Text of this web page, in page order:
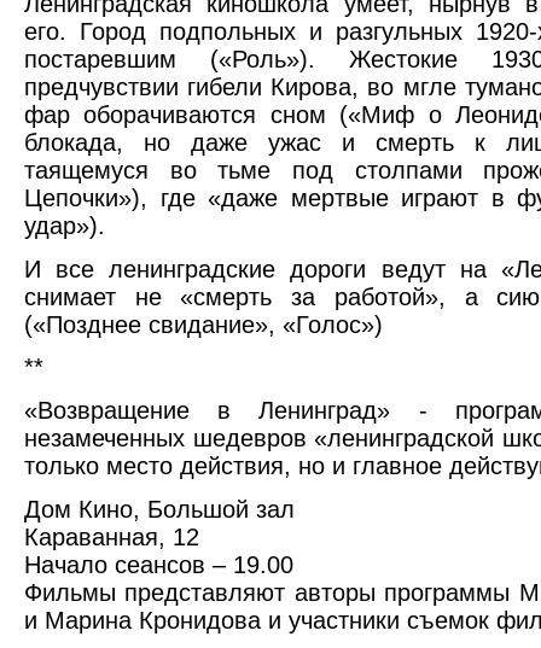
его. Город подпольных и разгульных
постаревшим («Роль»). Жестокие
предчувствии гибели Кирова, во мгле
фар оборачиваются сном («Миф о
блокада, но даже ужас и смерть к лицу
таящемуся во тьме под столпами
Цепочки»), где «даже мертвые играют в
удар»).
И все ленинградские дороги ведут на
снимает не «смерть за работой», а
(«Позднее свидание», «Голос»)
**
«Возвращение в Ленинград» -
незамеченных шедевров «ленинградской
только место действия, но и главное
Дом Кино, Большой зал
Караванная, 12
Начало сеансов – 19.00
Фильмы представляют авторы программы
и Марина Кронидова и участники съемок